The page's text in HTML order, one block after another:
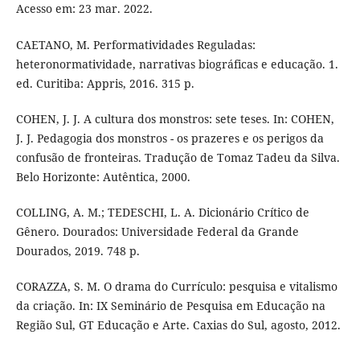
Acesso em: 23 mar. 2022.
CAETANO, M. Performatividades Reguladas:
heteronormatividade, narrativas biográficas e educação. 1.
ed. Curitiba: Appris, 2016. 315 p.
COHEN, J. J. A cultura dos monstros: sete teses. In: COHEN,
J. J. Pedagogia dos monstros - os prazeres e os perigos da
confusão de fronteiras. Tradução de Tomaz Tadeu da Silva.
Belo Horizonte: Autêntica, 2000.
COLLING, A. M.; TEDESCHI, L. A. Dicionário Crítico de
Gênero. Dourados: Universidade Federal da Grande
Dourados, 2019. 748 p.
CORAZZA, S. M. O drama do Currículo: pesquisa e vitalismo
da criação. In: IX Seminário de Pesquisa em Educação na
Região Sul, GT Educação e Arte. Caxias do Sul, agosto, 2012.